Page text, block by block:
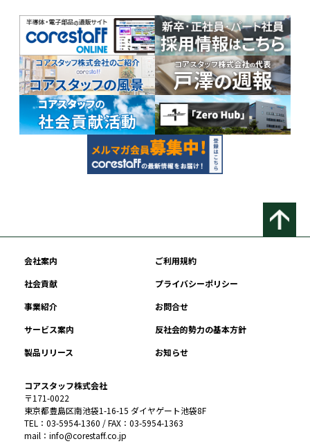
会社案内
ご利用規約
社会貢献
プライバシーポリシー
事業紹介
お問合せ
サービス案内
反社会的勢力の基本方針
製品リリース
お知らせ
コアスタッフ株式会社
〒171-0022
東京都豊島区南池袋1-16-15 ダイヤゲート池袋8F
TEL：03-5954-1360 / FAX：03-5954-1363
mail：info@corestaff.co.jp